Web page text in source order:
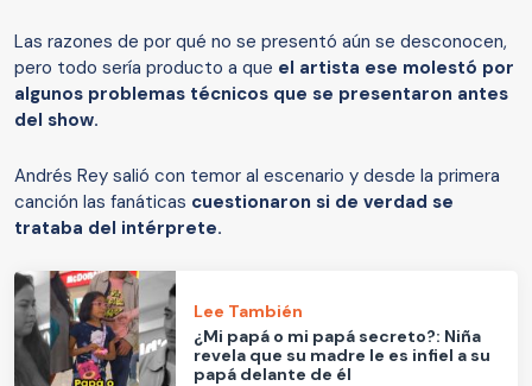
Las razones de por qué no se presentó aún se desconocen,
pero todo sería producto a que el artista ese molestó por
algunos problemas técnicos que se presentaron antes
del show.
Andrés Rey salió con temor al escenario y desde la primera
canción las fanáticas cuestionaron si de verdad se
trataba del intérprete.
Lee También
¿Mi papá o mi papá secreto?: Niña
revela que su madre le es infiel a su
papá delante de él